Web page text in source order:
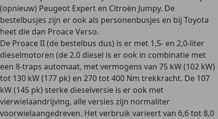
(opnieuw) Peugeot Expert en Citroën Jumpy. De
bestelbusjes zijn er ook als personenbusjes en bij Toyota
heet die dan Proace Verso.
De Proace II (de bestelbus dus) is er met 1,5- en 2,0-liter
dieselmotoren (de 2.0 diesel is er ook in combinatie met
een 8-traps automaat, met vermogens van 75 kW (102 kW)
tot 130 kW (177 pk) en 270 tot 400 Nm trekkracht. De 107
kW (145 pk) sterke dieselversie is er ook met
vierwielaandrijving, alle versies zijn normaliter
voorwielaangedreven. Het verbruik varieert van 6,6 tot 8,0